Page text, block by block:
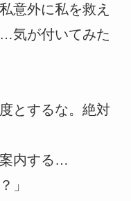
意外に私を救え
気が付いてみた
とするな。絶対
内する…
」